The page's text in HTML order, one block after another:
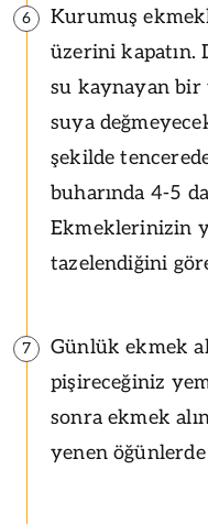
6
Kurumuş
üzerini kapatın.
su kaynayan bir
suya
şekilde
buharında 4-5
Ekmeklerinizin
tazelendiğini
7
Günlük ekmek
pişireceğiniz
sonra ekmek
yenen